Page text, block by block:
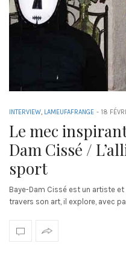
INTERVIEW, LAMEUFAFRANGE - 18
Le mec
Dam Cissé /
sport
Baye-Dam Cissé est un artiste
travers son art, il explore, avec